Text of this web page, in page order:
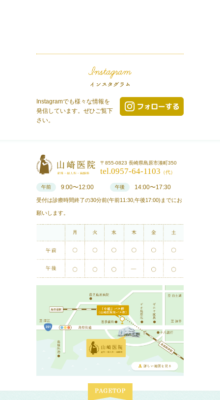
Instagramでも様々な情報を
発信しています。ぜひご覧下
さい。
〒855-0823 長崎県島原市湊町350
tel.0957-64-1103 （代）
午前 9:00〜12:00 午後 14:00〜17:30
受付は診療時間終了の30分前(午前11:30,午後17:00)までにお
願いします。